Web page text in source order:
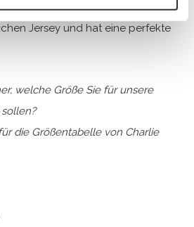
Charlie Choe ist gefertigt aus
Jersey und hat eine perfekte
welche Größe Sie für unsere
die Größentabelle von Charlie